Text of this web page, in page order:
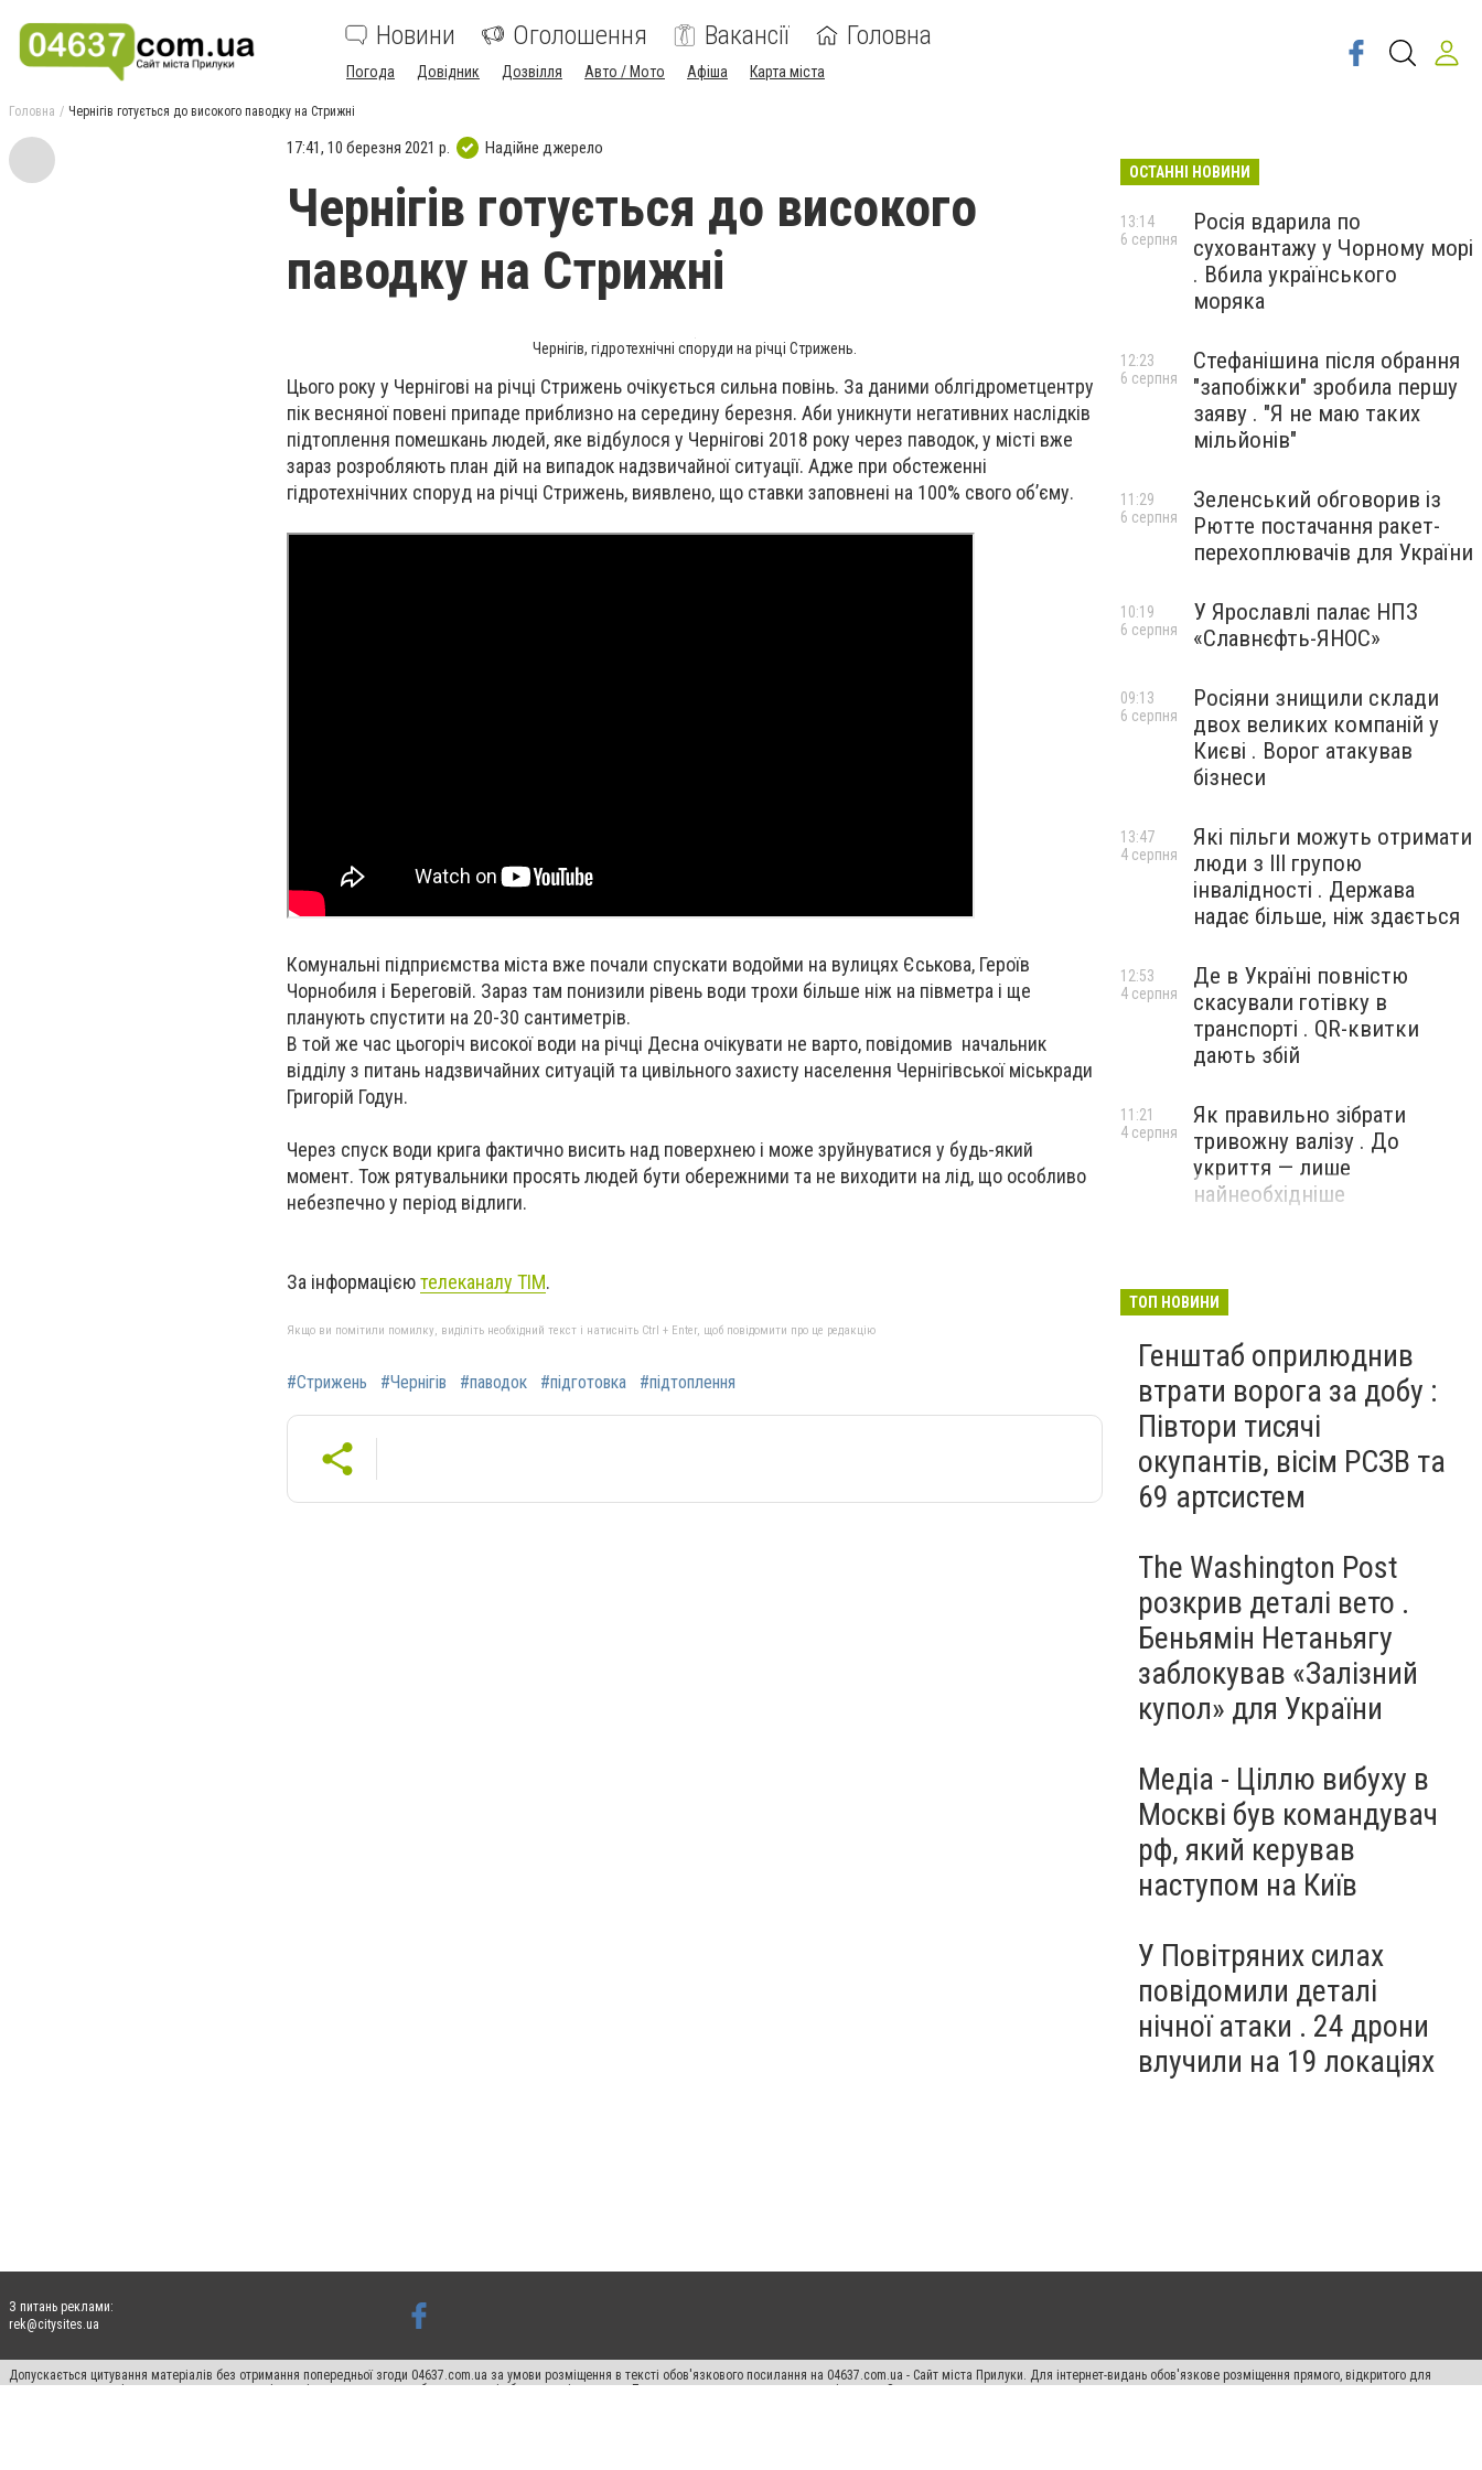
Новини Оголошення Вакансії Головна
Погода Довідник Дозвілля Авто / Мото Афіша Карта міста
Головна Чернігів готується до високого паводку на Стрижні
17:41, 10 березня 2021 р. Надійне джерело
Чернігів готується до високого
паводку на Стрижні
Чернігів, гідротехнічні споруди на річці Стрижень.
Цього року у Чернігові на річці Стрижень очікується сильна повінь. За даними облгідрометцентру
пік весняної повені припаде приблизно на середину березня. Аби уникнути негативних наслідків
підтоплення помешкань людей, яке відбулося у Чернігові 2018 року через паводок, у місті вже
зараз розробляють план дій на випадок надзвичайної ситуації. Адже при обстеженні
гідротехнічних споруд на річці Стрижень, виявлено, що ставки заповнені на 100% свого об’єму.
Комунальні підприємства міста вже почали спускати водойми на вулицях Єськова, Героїв
Чорнобиля і Береговій. Зараз там понизили рівень води трохи більше ніж на півметра і ще
планують спустити на 20-30 сантиметрів.
В той же час цьогоріч високої води на річці Десна очікувати не варто, повідомив начальник
відділу з питань надзвичайних ситуацій та цивільного захисту населення Чернігівської міськради
Григорій Годун.
Через спуск води крига фактично висить над поверхнею і може зруйнуватися у будь-який
момент. Тож рятувальники просять людей бути обережними та не виходити на лід, що особливо
небезпечно у період відлиги.
За інформацієютелеканалу ТІМ.
Якщо ви помітили помилку, виділіть необхідний текст і натисніть Ctrl + Enter, щоб повідомити про це редакцію
#Стрижень #Чернігів #паводок #підготовка #підтоплення
ОСТАННІ НОВИНИ
Росія вдарила по
суховантажу у Чорному морі
. Вбила українського
моряка
13:14
6 серпня
Стефанішина після обрання
"запобіжки" зробила першу
заяву . "Я не маю таких
мільйонів"
12:23
6 серпня
Зеленський обговорив із
Рютте постачання ракет-
перехоплювачів для України
11:29
6 серпня
У Ярославлі палає НПЗ
«Славнєфть-ЯНОС»
10:19
6 серпня
Росіяни знищили склади
двох великих компаній у
Києві . Ворог атакував
бізнеси
09:13
6 серпня
Які пільги можуть отримати
люди з III групою
інвалідності . Держава
надає більше, ніж здається
13:47
4 серпня
Де в Україні повністю
скасували готівку в
транспорті . QR-квитки
дають збій
12:53
4 серпня
Як правильно зібрати
тривожну валізу . До
укриття — лише
найнеобхідніше
11:21
4 серпня
ТОП НОВИНИ
Генштаб оприлюднив
втрати ворога за добу :
Півтори тисячі
окупантів, вісім РСЗВ та
69 артсистем
The Washington Post
розкрив деталі вето .
Беньямін Нетаньягу
заблокував «Залізний
купол» для України
Медіа - Ціллю вибуху в
Москві був командувач
рф, який керував
наступом на Київ
У Повітряних силах
повідомили деталі
нічної атаки . 24 дрони
влучили на 19 локаціях
З питань реклами:
rek@citysites.ua
Допускається цитування матеріалів без отримання попередньої згоди 04637.com.ua за умови розміщення в тексті обов'язкового посилання на 04637.com.ua - Сайт міста Прилуки. Для інтернет-видань обов'язкове розміщення прямого, відкритого для
пошукових систем гіперпосилання на цитовані статті не нижче другого абзацу в тексті або в якості джерела. Порушення виняткових прав переслідується Законом.